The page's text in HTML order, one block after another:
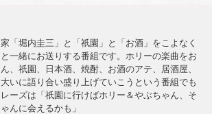
「堀内圭三」と「祇園」と「お酒」をこよなく
一緒にお送りする番組です。ホリーの楽曲をお
、祇園、日本酒、焼酎、お酒のアテ、居酒屋、
いに語り合い盛り上げていこうという番組でも
ーズは「祇園に行けばホリー＆やぶちゃん、そ
んに会えるかも」